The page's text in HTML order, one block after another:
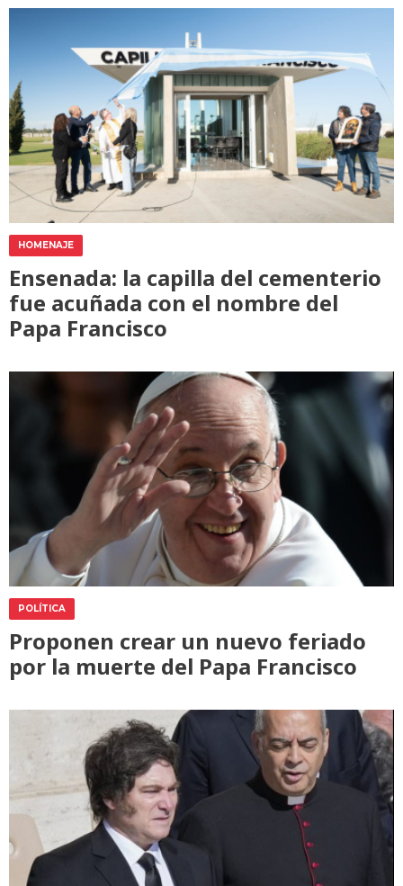
HOMENAJE
Ensenada: la capilla del cementerio
fue acuñada con el nombre del
Papa Francisco
POLÍTICA
Proponen crear un nuevo feriado
por la muerte del Papa Francisco